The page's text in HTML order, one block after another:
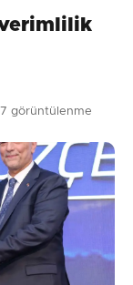
siz yapın!
görüntülenme